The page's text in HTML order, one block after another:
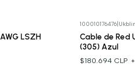
LSZH
100010176476|
Cable de Red
(305) Azul
$180.694 CLP